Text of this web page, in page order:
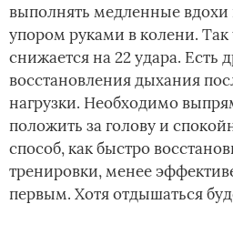
выполнять медленные
упором руками в колени. Так
снижается на 22 удара. Есть
восстановления дыхания
нагрузки. Необходимо
положить за голову и
способ, как быстро
тренировки, менее
первым. Хотя отдышаться